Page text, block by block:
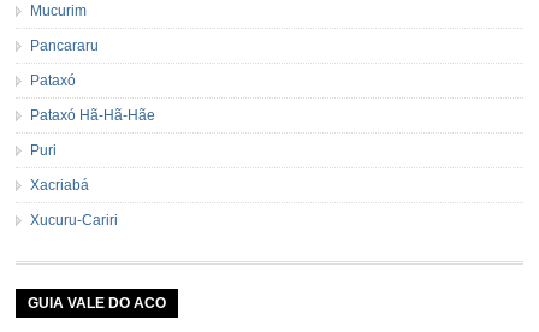
Mucurim
Pancararu
Pataxó
Pataxó Hã-Hã-Hãe
Puri
Xacriabá
Xucuru-Cariri
GUIA VALE DO ACO